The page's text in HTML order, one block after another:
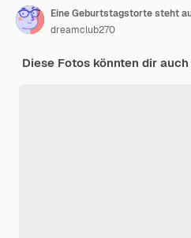
dreamclub270
Diese Fotos könnten dir